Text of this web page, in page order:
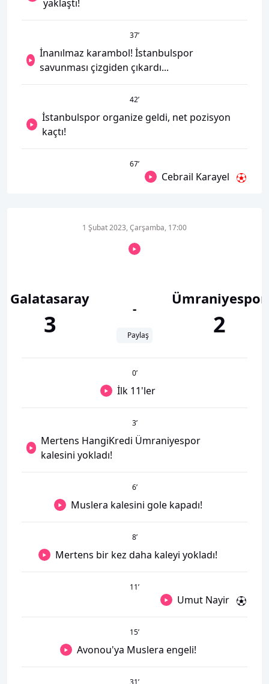
yaklaştı!
37’
İnanılmaz karambol! İstanbulspor
savunması çizgiden çıkardı...
42’
İstanbulspor organize geldi, net pozisyon
kaçtı!
67’
Cebrail Karayel
Galatasaray
3
1 Şubat 2023, Çarşamba, 17:00
-
Paylaş
Ümraniyespor
2
0’
İlk 11'ler
3’
Mertens HangiKredi Ümraniyespor
kalesini yokladı!
6’
Muslera kalesini gole kapadı!
8’
Mertens bir kez daha kaleyi yokladı!
11’
Umut Nayir
15’
Avonou'ya Muslera engeli!
31’